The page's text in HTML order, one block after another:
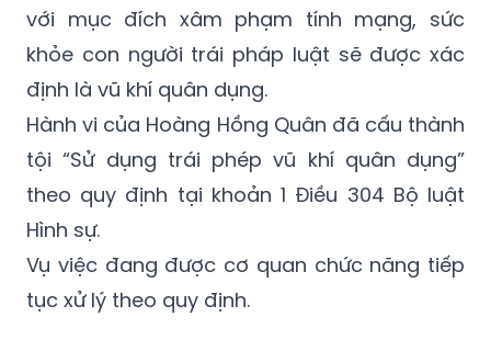
với mục đích xâm phạm tính mạng, sức
khỏe con người trái pháp luật sẽ được xác
định là vũ khí quân dụng.
Hành vi của Hoàng Hồng Quân đã cấu thành
tội “Sử dụng trái phép vũ khí quân dụng”
theo quy định tại khoản 1 Điều 304 Bộ luật
Hình sự.
Vụ việc đang được cơ quan chức năng tiếp
tục xử lý theo quy định.